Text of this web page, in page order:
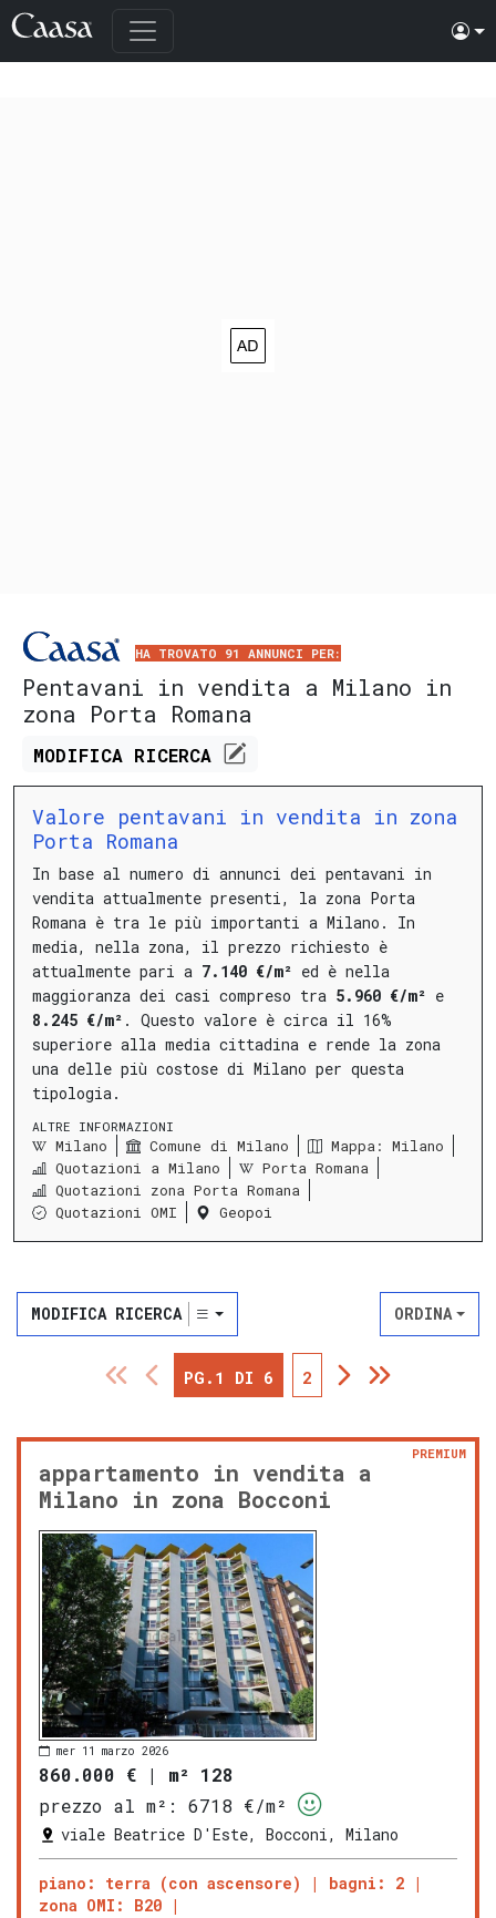
HA TROVATO 91 ANNUNCI PER:
Pentavani in vendita a Milano in
zona Porta Romana
MODIFICA RICERCA
Valore pentavani in vendita in zona
Porta Romana
In base al numero di annunci dei pentavani in
vendita attualmente presenti, la zona Porta
Romana è tra le più importanti a Milano.
In
media, nella zona, il prezzo richiesto è
attualmente pari a 7.140 €/m² ed è nella
maggioranza dei casi compreso tra 5.960 €/m² e
8.245 €/m² . Questo valore è circa il 16%
superiore alla media cittadina e rende la zona
una delle più costose di Milano per questa
tipologia.
ALTRE INFORMAZIONI
Milano Comune di Milano
Mappa: Milano
Quotazioni a Milano
Porta Romana
Quotazioni zona Porta Romana
Quotazioni OMI
Geopoi
MODIFICA RICERCA ORDINA
PG.1 DI 6 2
appartamento in vendita a
Milano in zona Bocconi
PREMIUM
mer 11 marzo 2026
860.000 € | m² 128
prezzo al m²:
6718 €/m²
viale Beatrice D'Este, Bocconi, Milano
piano: terra (con ascensore)
bagni: 2
zona OMI: B20